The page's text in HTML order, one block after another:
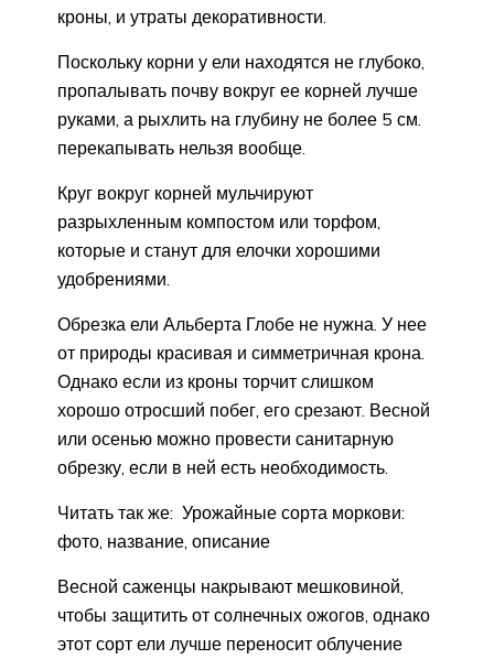
кроны, и утраты декоративности.
Поскольку корни у ели находятся не глубоко,
пропалывать почву вокруг ее корней лучше
руками, а рыхлить на глубину не более 5 см.
перекапывать нельзя вообще.
Круг вокруг корней мульчируют
разрыхленным компостом или торфом,
которые и станут для елочки хорошими
удобрениями.
Обрезка ели Альберта Глобе не нужна. У нее
от природы красивая и симметричная крона.
Однако если из кроны торчит слишком
хорошо отросший побег, его срезают. Весной
или осенью можно провести санитарную
обрезку, если в ней есть необходимость.
Читать так же: Урожайные сорта моркови:
фото, название, описание
Весной саженцы накрывают мешковиной,
чтобы защитить от солнечных ожогов, однако
этот сорт ели лучше переносит облучение